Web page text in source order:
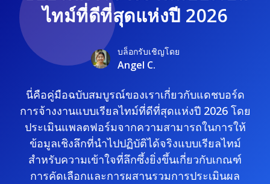
ไทม์ที่ดีที่สุดแห่งปี 2026
บล็อกรับเชิญโดย
Angel C.
นี่คือคู่มือฉบับสมบูรณ์ของเราเกี่ยวกับแดชบอร์ด
การจ้างงานแบบเรียลไทม์ที่ดีที่สุดแห่งปี 2026 โดย
ประเมินแพลตฟอร์มจากความสามารถในการให้
ข้อมูลเชิงลึกที่นำไปปฏิบัติได้จริงแบบเรียลไทม์
สำหรับความเข้าใจที่ลึกซึ้งยิ่งขึ้นเกี่ยวกับเกณฑ์
การคัดเลือกและการผสานรวมการประเมินผล